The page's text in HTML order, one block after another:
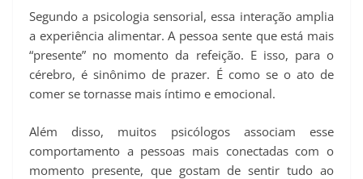
Segundo a psicologia sensorial, essa interação amplia
a experiência alimentar. A pessoa sente que está mais
“presente” no momento da refeição. E isso, para o
cérebro, é sinônimo de prazer. É como se o ato de
comer se tornasse mais íntimo e emocional.
Além disso, muitos psicólogos associam esse
comportamento a pessoas mais conectadas com o
momento presente, que gostam de sentir tudo ao